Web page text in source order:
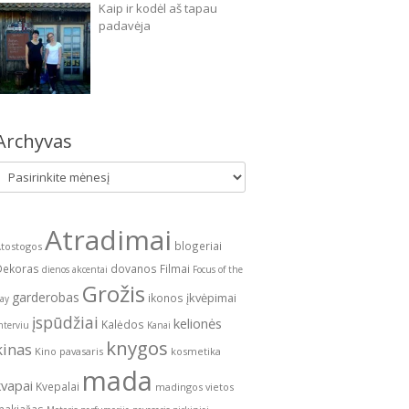
Kaip ir kodėl aš tapau
padavėja
Archyvas
Atradimai blogeriai
dienos akcentai dovanos Filmai Focus of the
garderobas Grožis ikonos įkvėpimai
įspūdžiai Kalėdos Kanai kelionės
Kino pavasaris knygos kosmetika
Kvepalai mada madingos vietos